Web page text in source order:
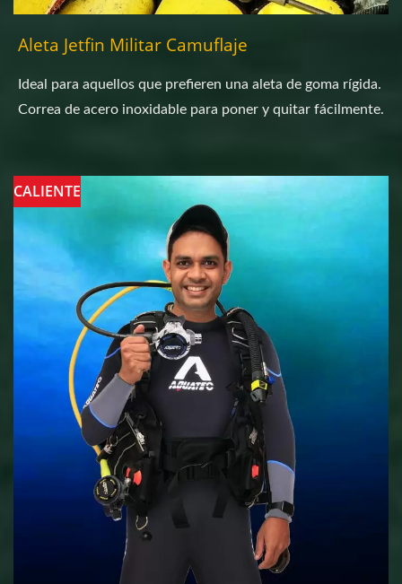
Aleta Jetfin Militar Camuflaje
Ideal para aquellos que prefieren una aleta de goma rígida.
Correa de acero inoxidable para poner y quitar fácilmente.
CALIENTE